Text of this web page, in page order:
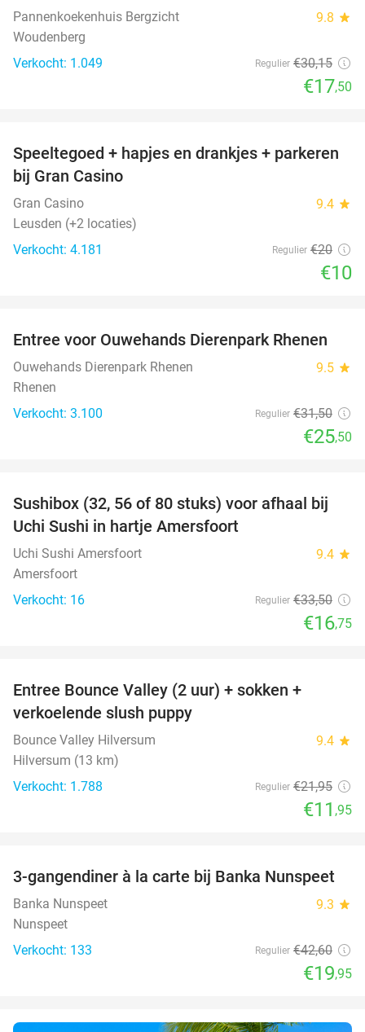
Pannenkoekenhuis Bergzicht 9.8 star
Woudenberg
Verkocht: 1.049
Regulier €30,15
€17,50
50%
Speeltegoed + hapjes en drankjes + parkeren
bij Gran Casino
Gran Casino 9.4 star
Leusden (+2 locaties)
Verkocht: 4.181
Regulier €20
€10
19%
Entree voor Ouwehands Dierenpark Rhenen
Ouwehands Dierenpark Rhenen 9.5 star
Rhenen
Verkocht: 3.100
Regulier €31,50
€25,50
50%
Sushibox (32, 56 of 80 stuks) voor afhaal bij
Uchi Sushi in hartje Amersfoort
Uchi Sushi Amersfoort 9.4 star
Amersfoort
Verkocht: 16
Regulier €33,50
€16,75
Entree Bounce Valley (2 uur) + sokken +
verkoelende slush puppy
Bounce Valley Hilversum 9.4 star
Hilversum (13 km)
Verkocht: 1.788
Regulier €21,95
€11 ,95
53%
3-gangendiner à la carte bij Banka Nunspeet
Banka Nunspeet 9.3 star
Nunspeet
Verkocht: 133
Regulier €42,60
€19,95